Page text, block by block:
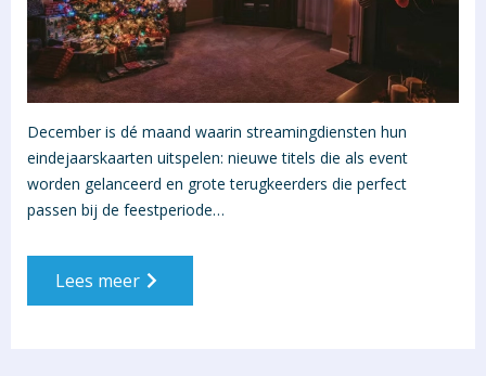
December is dé maand waarin streamingdiensten hun
eindejaarskaarten uitspelen: nieuwe titels die als event
worden gelanceerd en grote terugkeerders die perfect
passen bij de feestperiode…
Lees meer